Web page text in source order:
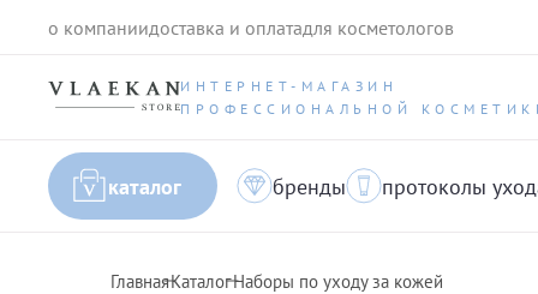
о компаниидоставка и оплатадля косметологов
ИНТЕРНЕТ-МАГАЗИН
ПРОФЕССИОНАЛЬНОЙ
каталог бренды протоколы
ГлавнаяКаталогНаборы по уходу за кожей